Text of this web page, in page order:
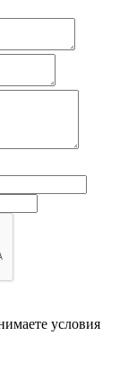
условия